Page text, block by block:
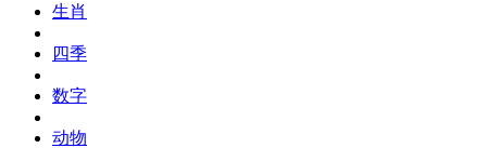
生肖
四季
数字
动物